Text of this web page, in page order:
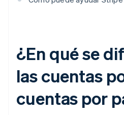
¿En qué se
las cuentas
cuentas por